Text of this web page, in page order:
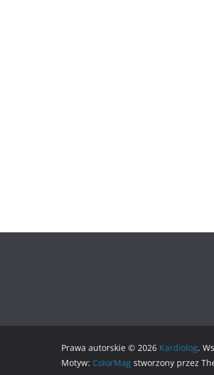
Prawa autorskie © 2026 Kardiolog.
Motyw: ColorMag stworzony przez